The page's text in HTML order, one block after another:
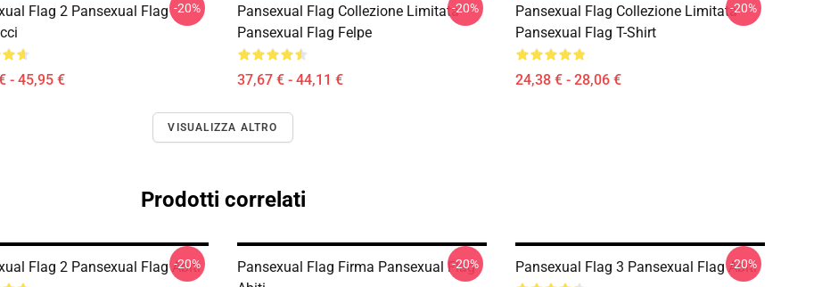
Flag 2 Pansexual Flag
- 45,95 €
-20%
Pansexual Flag Collezione Limitata
Pansexual Flag Felpe
37,67 € - 44,11 €
-20%
Pansexual Flag Collezione Limitata
Pansexual Flag T-Shirt
24,38 € - 28,06 €
-20%
VISUALIZZA ALTRO
Prodotti correlati
Flag 2 Pansexual Flag Abiti
-20%
Pansexual Flag Firma Pansexual Flag
-20% Pansexual Flag 3 Pansexual Flag Abiti
-20%